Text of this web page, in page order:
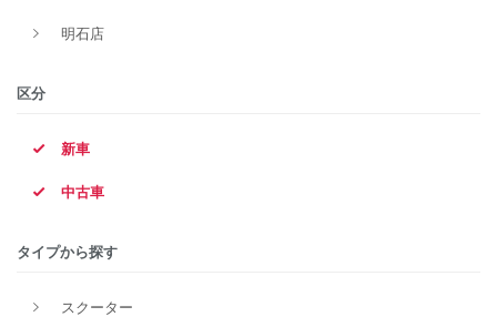
明石店
区分
新車
中古車
タイプから探す
スクーター
メーカー
排気量